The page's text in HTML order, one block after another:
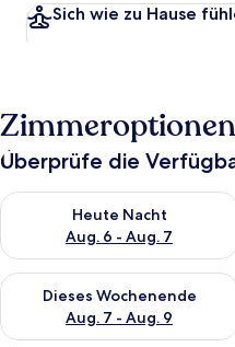
Sich wie zu Hause
Zimmeroptionen
Überprüfe die
Heute Nacht
Aug. 6 - Aug. 7
Überprüfe die Verfügbarkeit
Dieses Wochenende
Aug. 7 - Aug. 9
Überprüfe die Verfügbarkeit